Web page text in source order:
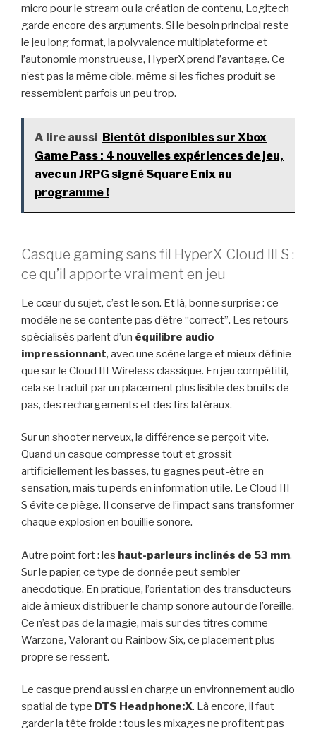
micro pour le stream ou la création de contenu, Logitech
garde encore des arguments. Si le besoin principal reste
le jeu long format, la polyvalence multiplateforme et
l’autonomie monstrueuse, HyperX prend l’avantage. Ce
n’est pas la même cible, même si les fiches produit se
ressemblent parfois un peu trop.
A lire aussi Bientôt disponibles sur Xbox
Game Pass : 4 nouvelles expériences de jeu,
avec un JRPG signé Square Enix au
programme !
Casque gaming sans fil HyperX Cloud III S :
ce qu’il apporte vraiment en jeu
Le cœur du sujet, c’est le son. Et là, bonne surprise : ce
modèle ne se contente pas d’être “correct”. Les retours
spécialisés parlent d’un équilibre audio
impressionnant, avec une scène large et mieux définie
que sur le Cloud III Wireless classique. En jeu compétitif,
cela se traduit par un placement plus lisible des bruits de
pas, des rechargements et des tirs latéraux.
Sur un shooter nerveux, la différence se perçoit vite.
Quand un casque compresse tout et grossit
artificiellement les basses, tu gagnes peut-être en
sensation, mais tu perds en information utile. Le Cloud III
S évite ce piège. Il conserve de l’impact sans transformer
chaque explosion en bouillie sonore.
Autre point fort : les haut-parleurs inclinés de 53 mm.
Sur le papier, ce type de donnée peut sembler
anecdotique. En pratique, l’orientation des transducteurs
aide à mieux distribuer le champ sonore autour de l’oreille.
Ce n’est pas de la magie, mais sur des titres comme
Warzone, Valorant ou Rainbow Six, ce placement plus
propre se ressent.
Le casque prend aussi en charge un environnement audio
spatial de type DTS Headphone:X. Là encore, il faut
garder la tête froide : tous les mixages ne profitent pas